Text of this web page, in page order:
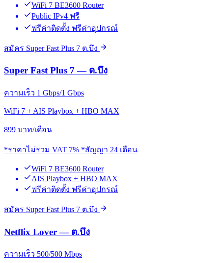
WiFi 7 BE3600 Router
Public IPv4 ฟรี
ฟรีค่าติดตั้ง ฟรีค่าอุปกรณ์
สมัคร Super Fast Plus 7 ต.บึง
Super Fast Plus 7 — ต.บึง
ความเร็ว 1 Gbps/1 Gbps
WiFi 7 + AIS Playbox + HBO MAX
899 บาท/เดือน
*ราคาไม่รวม VAT 7% *สัญญา 24 เดือน
WiFi 7 BE3600 Router
AIS Playbox + HBO MAX
ฟรีค่าติดตั้ง ฟรีค่าอุปกรณ์
สมัคร Super Fast Plus 7 ต.บึง
Netflix Lover — ต.บึง
ความเร็ว 500/500 Mbps